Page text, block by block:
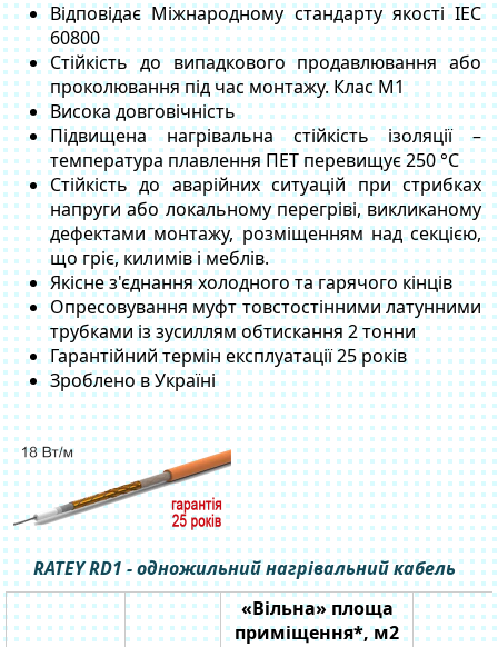
Відповідає Міжнародному стандарту якості IEC
60800
Стійкість до випадкового продавлювання або
проколювання під час монтажу. Клас М1
Висока довговічність
Підвищена нагрівальна стійкість ізоляції –
температура плавлення ПЕТ перевищує 250 °С
Стійкість до аварійних ситуацій при стрибках
напруги або локальному перегріві, викликаному
дефектами монтажу, розміщенням над секцією,
що гріє, килимів і меблів.
Якісне з'єднання холодного та гарячого кінців
Опресовування муфт товстостінними латунними
трубками із зусиллям обтискання 2 тонни
Гарантійний термін експлуатації 25 років
Зроблено в Україні
RATEY RD1 - одножильний нагрівальний кабель
«Вільна» площа
приміщення*, м2